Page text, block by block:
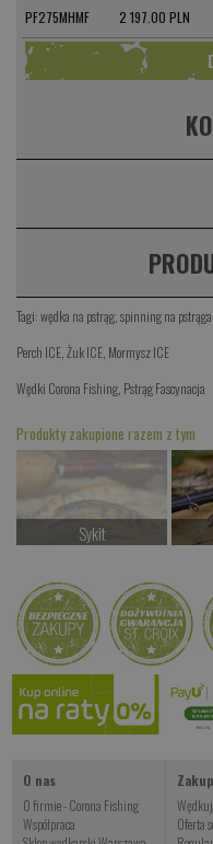
PF275MHMF 2 197.00 PLN
Tagi:wędka na pstrąg,spinning na pstrąga
Perch ICE ,Żuk ICE Mormysz ICE
Wędki Corona Fishing, Pstrąg Fascynacja
Produkty zakupione razem z tym
Sykit
Kup teraz >
Fiske
od 28.00 PLN
Kup teraz >
O nas
O firmie - Corona Fishing
Współpraca
Oferta